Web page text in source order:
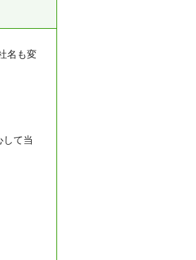
名も変
て当